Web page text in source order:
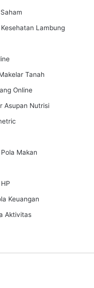
Lambung
Tanah
Online
Asupan Nutrisi
Makan
Keuangan
Aktivitas